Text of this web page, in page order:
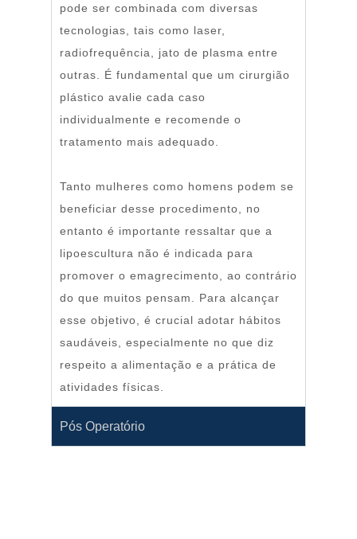
pode ser combinada com diversas
tecnologias, tais como laser,
radiofrequência, jato de plasma entre
outras. É fundamental que um cirurgião
plástico avalie cada caso
individualmente e recomende o
tratamento mais adequado.
Tanto mulheres como homens podem se
beneficiar desse procedimento, no
entanto é importante ressaltar que a
lipoescultura não é indicada para
promover o emagrecimento, ao contrário
do que muitos pensam. Para alcançar
esse objetivo, é crucial adotar hábitos
saudáveis, especialmente no que diz
respeito a alimentação e a prática de
atividades físicas.
Pós Operatório